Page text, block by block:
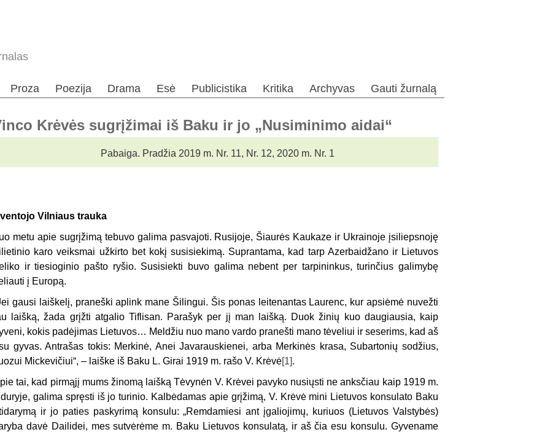
Proza Poezija Drama Esė Publicistika Kritika Archyvas Gauti žurnalą
Krėvės sugrįžimai iš Baku ir jo „Nusiminimo aidai“
Pabaiga. Pradžia 2019 m. Nr. 11, Nr. 12, 2020 m. Nr. 1
Vilniaus trauka
metu apie sugrįžimą tebuvo galima pasvajoti. Rusijoje, Šiaurės Kaukaze ir Ukrainoje įsiliepsnoję
karo veiksmai užkirto bet kokį susisiekimą. Suprantama, kad tarp Azerbaidžano ir Lietuvos
ir tiesioginio pašto ryšio. Susisiekti buvo galima nebent per tarpininkus, turinčius galimybę
į Europą.
gausi laiškelį, praneški aplink mane Šilingui. Šis ponas leitenantas Laurenc, kur apsiėmė nuvežti
laišką, žada grįžti atgalio Tiflisan. Parašyk per jį man laišką. Duok žinių kuo daugiausia, kaip
kokis padėjimas Lietuvos… Meldžiu nuo mano vardo pranešti mano tėveliui ir seserims, kad aš
gyvas. Antrašas tokis: Merkinė, Anei Javarauskienei, arba Merkinės krasa, Subartonių sodžius,
Mickevičiui“, – laiške iš Baku L. Girai 1919 m. rašo V. Krėvė[1].
tai, kad pirmąjį mums žinomą laišką Tėvynėn V. Krėvei pavyko nusiųsti ne anksčiau kaip 1919 m.
galima spręsti iš jo turinio. Kalbėdamas apie grįžimą, V. Krėvė mini Lietuvos konsulato Baku
ir jo paties paskyrimą konsulu: „Remdamiesi ant įgaliojimų, kuriuos (Lietuvos Valstybės)
davė Dailidei, mes sutvėrėme m. Baku Lietuvos konsulatą, ir aš čia esu konsulu. Gyvename